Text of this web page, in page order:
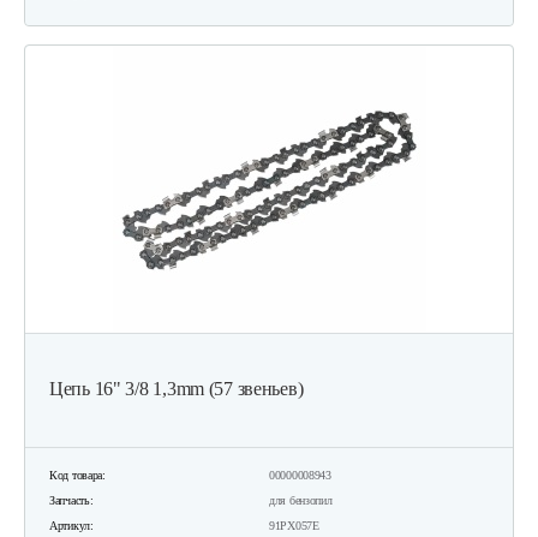
Цепь 16" 3/8 1,3mm (57 звеньев)
Код товара:
00000008943
Запчасть:
для бензопил
Артикул:
91PX057E